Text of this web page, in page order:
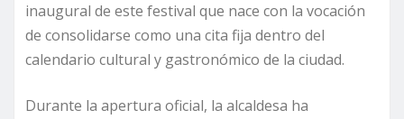
inaugural de este festival que nace con la vocación
de consolidarse como una cita fija dentro del
calendario cultural y gastronómico de la ciudad.
Durante la apertura oficial, la alcaldesa ha